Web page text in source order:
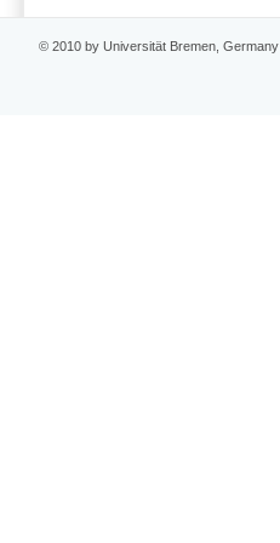
© 2010 by Universität Bremen, Germany